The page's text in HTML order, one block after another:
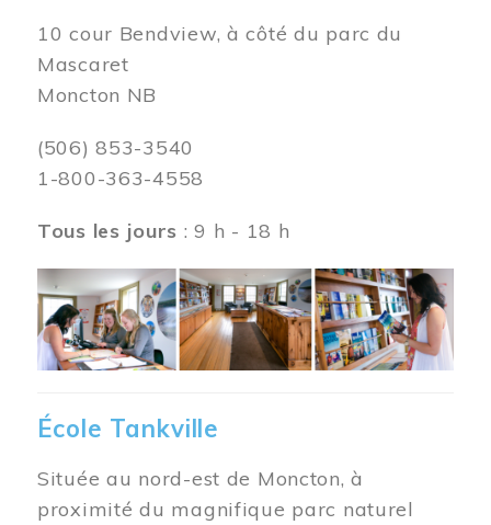
10 cour Bendview, à côté du parc du
Mascaret
Moncton NB
(506) 853-3540
1-800-363-4558
Tous les jours : 9 h - 18 h
Image
École Tankville
Située au nord-est de Moncton, à
proximité du magnifique parc naturel